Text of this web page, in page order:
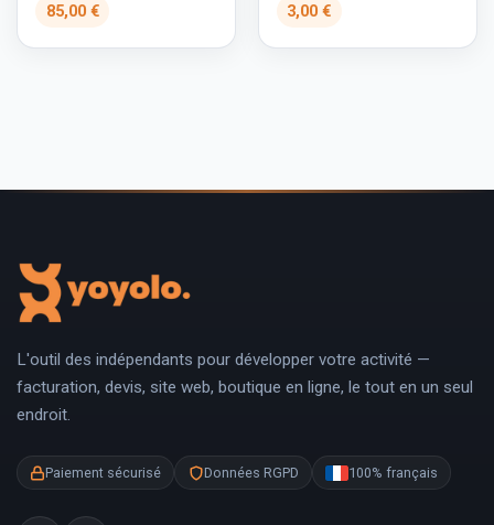
85,00 € 3,00 €
L'outil des indépendants pour développer votre activité —
facturation, devis, site web, boutique en ligne, le tout en un seul
endroit.
Paiement sécurisé Données RGPD 100% français